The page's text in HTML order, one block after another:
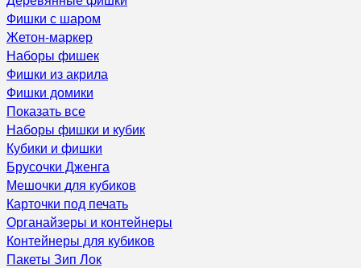
Фишки с шаром
Жетон-маркер
Наборы фишек
Фишки из акрила
Фишки домики
Показать все
Наборы фишки и кубик
Кубики и фишки
Брусочки Дженга
Мешочки для кубиков
Карточки под печать
Органайзеры и контейнеры
Контейнеры для кубиков
Пакеты Зип Лок